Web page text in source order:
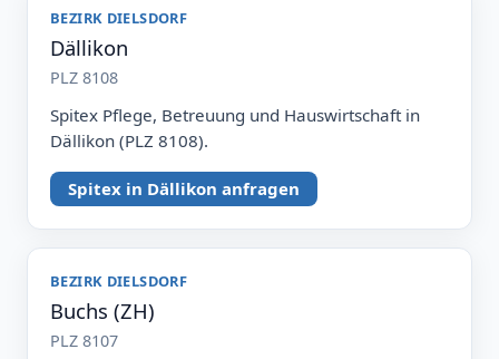
BEZIRK DIELSDORF
Dällikon
PLZ 8108
Spitex Pflege, Betreuung und Hauswirtschaft in
Dällikon (PLZ 8108).
Spitex in Dällikon anfragen
BEZIRK DIELSDORF
Buchs (ZH)
PLZ 8107